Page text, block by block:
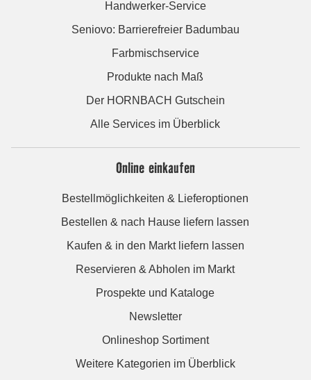
Handwerker-Service
Seniovo: Barrierefreier Badumbau
Farbmischservice
Produkte nach Maß
Der HORNBACH Gutschein
Alle Services im Überblick
Online einkaufen
Bestellmöglichkeiten & Lieferoptionen
Bestellen & nach Hause liefern lassen
Kaufen & in den Markt liefern lassen
Reservieren & Abholen im Markt
Prospekte und Kataloge
Newsletter
Onlineshop Sortiment
Weitere Kategorien im Überblick